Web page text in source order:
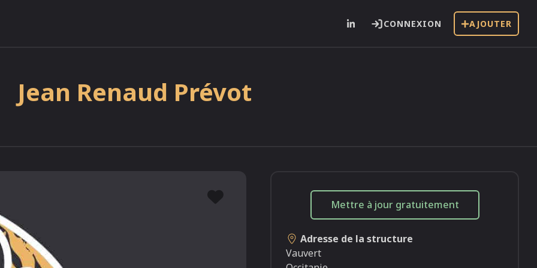
CONNEXION AJOUTER
Jean Renaud Prévot
Favori Mettre à jour gratuitement
Adresse de la structure
Vauvert